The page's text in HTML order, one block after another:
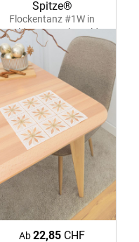
Spitze®
Flockentanz #1W in
Gold 39376 sekt-gold
Ab22,85 CHF